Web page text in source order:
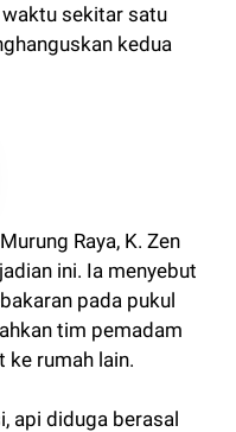
sekitar satu
kedua
Raya, K. Zen
ini. Ia menyebut
pada pukul
tim pemadam
ke rumah lain.
api diduga berasal